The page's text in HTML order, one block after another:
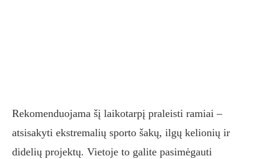
Rekomenduojama šį laikotarpį praleisti ramiai –
atsisakyti ekstremalių sporto šakų, ilgų kelionių ir
didelių projektų. Vietoje to galite pasimėgauti